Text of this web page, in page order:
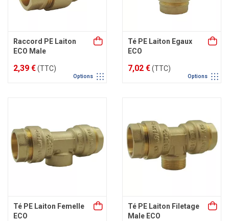
Raccord PE Laiton
ECO Male
2,39 €(TTC)
Options
Té PE Laiton Egaux
ECO
7,02 €(TTC)
Options
Té PE Laiton Femelle
ECO
Té PE Laiton Filetage
Male ECO